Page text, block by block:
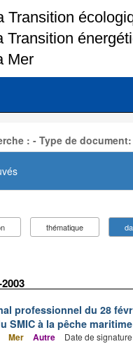
: - Type de
thématique
professionnel du 28
SMIC à la pêche
Mer Autre Date de